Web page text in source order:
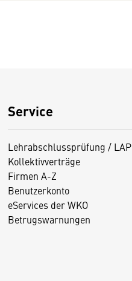
Service
Lehrabschlussprüfung / LAP
Kollektivverträge
Firmen A-Z
Benutzerkonto
eServices der WKO
Betrugswarnungen